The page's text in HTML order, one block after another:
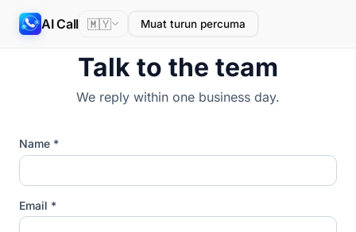
AI Call 🇲🇾 Muat turun percuma
Talk to the team
We reply within one business day.
Name *
Email *